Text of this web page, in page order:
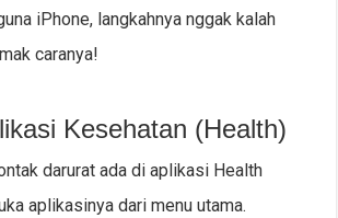
iPhone, langkahnya nggak kalah
caranya!
Kesehatan (Health)
darurat ada di aplikasi Health
aplikasinya dari menu utama.